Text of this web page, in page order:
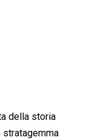
della storia
stratagemma